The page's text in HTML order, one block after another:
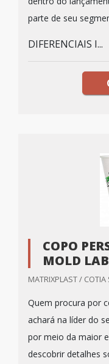
parte de seu
DIFERENCIAIS I...
COPO
MOLD
MATRIXPLAST / COTIA
Quem procura por
achará na líder do
por meio da maior
descobrir detalhes